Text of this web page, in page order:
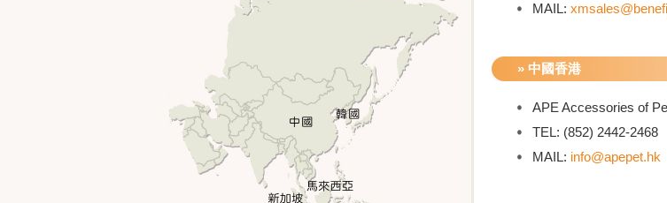
MAIL:
» 中國香港
APE Accessories of
TEL: (852) 2442-2468
MAIL: info@apepet.hk